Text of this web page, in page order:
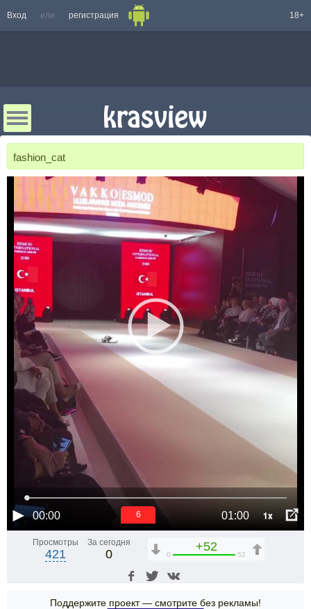
Вход или регистрация 18+
fashion_cat
00:00 01:00 1x
6
Просмотры
421
За сегодня
0
+52
0 52
Поддержите проект — смотрите без рекламы!